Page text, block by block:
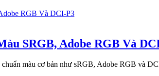
SRGB, Adobe RGB Và
màu cơ bản như sRGB, Adobe RGB và